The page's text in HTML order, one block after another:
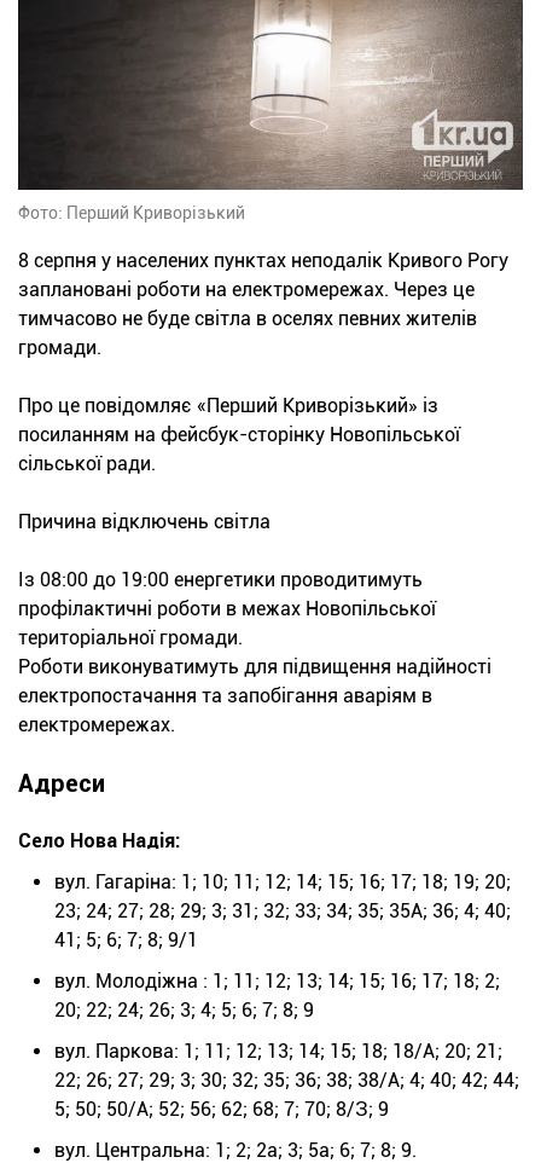
Фото: Перший Криворізький
8 серпня у населених пунктах неподалік Кривого Рогу
заплановані роботи на електромережах. Через це
тимчасово не буде світла в оселях певних жителів
громади.
Про це повідомляє «Перший Криворізький» із
посиланням на фейсбук-сторінку Новопільської
сільської ради.
Причина відключень світла
Із 08:00 до 19:00 енергетики проводитимуть
профілактичні роботи в межах Новопільської
територіальної громади.
Роботи виконуватимуть для підвищення надійності
електропостачання та запобігання аваріям в
електромережах.
Адреси
Село Нова Надія:
вул. Гагаріна: 1; 10; 11; 12; 14; 15; 16; 17; 18; 19; 20;
23; 24; 27; 28; 29; 3; 31; 32; 33; 34; 35; 35А; 36; 4; 40;
41; 5; 6; 7; 8; 9/1
вул. Молодіжна : 1; 11; 12; 13; 14; 15; 16; 17; 18; 2;
20; 22; 24; 26; 3; 4; 5; 6; 7; 8; 9
вул. Паркова: 1; 11; 12; 13; 14; 15; 18; 18/А; 20; 21;
22; 26; 27; 29; 3; 30; 32; 35; 36; 38; 38/А; 4; 40; 42; 44;
5; 50; 50/А; 52; 56; 62; 68; 7; 70; 8/З; 9
вул. Центральна: 1; 2; 2а; 3; 5а; 6; 7; 8; 9.